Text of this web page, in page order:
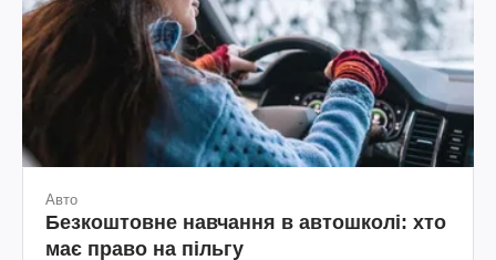
Авто
Безкоштовне навчання в автошколі: хто
має право на пільгу